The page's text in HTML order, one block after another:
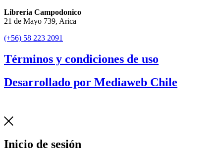
Libreria Campodonico
21 de Mayo 739, Arica
(+56) 58 223 2091
Términos y condiciones de uso
Desarrollado por Mediaweb Chile
Inicio de sesión